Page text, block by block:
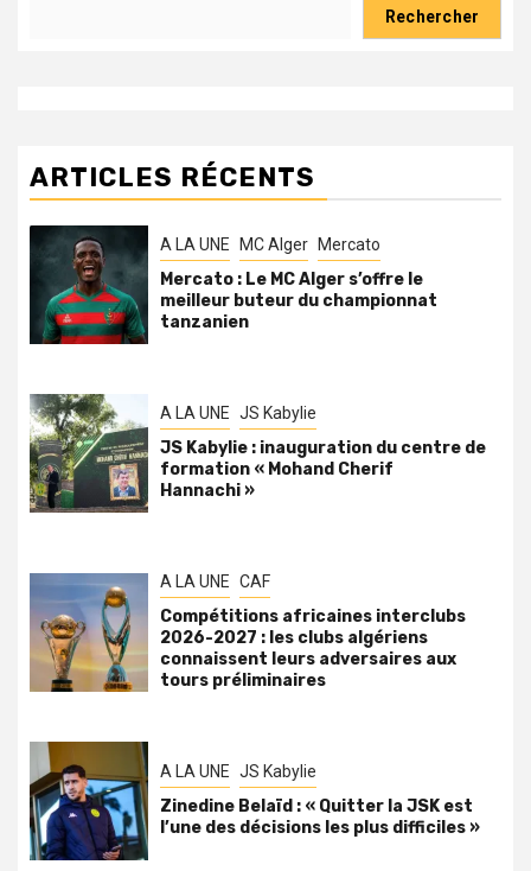
Rechercher
ARTICLES RÉCENTS
A LA UNE MC Alger Mercato
Mercato : Le MC Alger s’offre le
meilleur buteur du championnat
tanzanien
A LA UNE JS Kabylie
JS Kabylie : inauguration du centre de
formation « Mohand Cherif
Hannachi »
A LA UNE CAF
Compétitions africaines interclubs
2026-2027 : les clubs algériens
connaissent leurs adversaires aux
tours préliminaires
A LA UNE JS Kabylie
Zinedine Belaïd : « Quitter la JSK est
l’une des décisions les plus difficiles »